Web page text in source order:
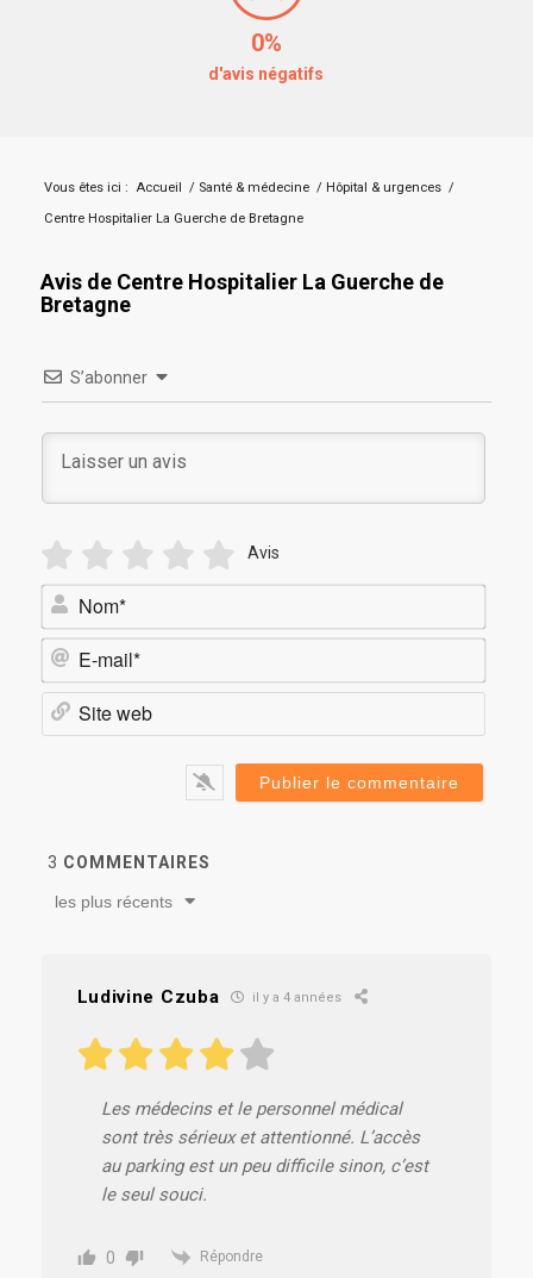
0%
d'avis négatifs
Vous êtes ici : Accueil / Santé & médecine / Hôpital & urgences /
Centre Hospitalier La Guerche de Bretagne
Avis de Centre Hospitalier La Guerche de
Bretagne
S’abonner
Avis
Nom*
E-
3 COMMENTAIRES
les plus récents
Ludivine Czuba il y a 4 années
Les médecins et le personnel médical
sont très sérieux et attentionné. L’accès
au parking est un peu difficile sinon, c’est
le seul souci.
0 Répondre